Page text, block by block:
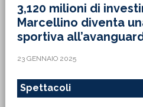
3,120 milioni di
Marcellino diventa
sportiva
23 GENNAIO 2025
Spettacoli